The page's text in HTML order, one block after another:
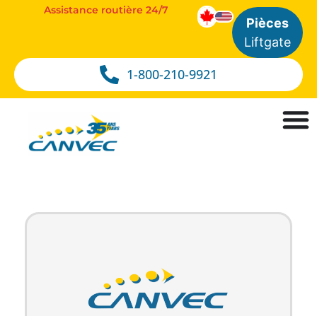
1-800-210-9921
Assistance routière 24/7
Pièces
Liftgate